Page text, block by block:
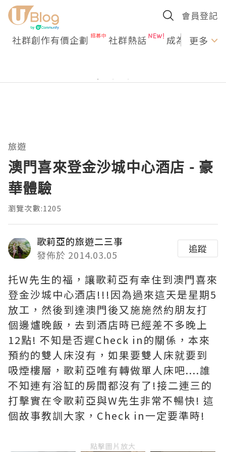
會員登記
社群創作有價企劃 社群熱話 成為U更多
旅遊
澳門喜來登金沙城中心酒店 - 豪
華體驗
瀏覽次數:1205
歌莉亞的旅遊二三事
發佈於 2014.03.05
追蹤
托W先生的福，讓歌莉亞有幸住到澳門喜來
登金沙城中心酒店!!!因為過來這天是星期5
放工，然後到達澳門後又施施然約朋友打
個邊爐晚飯，去到酒店時已經差不多晚上
12點! 不知是否遲Check in的關係，本來
預約的雙人床沒有，如果要雙人床就要到
吸煙樓層，歌莉亞唯有轉做單人床吧....誰
不知連有浴缸的房間都沒有了!接二連三的
打擊實在令歌莉亞與W先生非常不暢快! 這
個故事教訓大家，Check in一定要準時!
點擊圖片放大